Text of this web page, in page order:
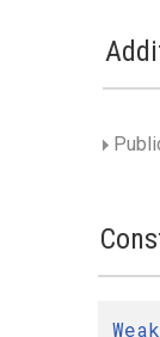
K_TO, V_TO >,